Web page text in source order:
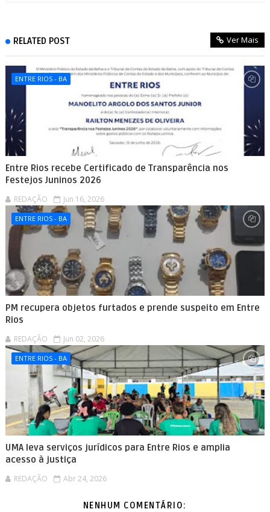
RELATED POST Ver Mais
ENTRE RIOS - BA
Entre Rios recebe Certificado de Transparência nos
Festejos Juninos 2026
REDAÇÃO Jun 16, 2026
ENTRE RIOS - BA
PM recupera objetos furtados e prende suspeito em Entre
Rios
REDAÇÃO Jun 02, 2026
ENTRE RIOS - BA
UMA leva serviços jurídicos para Entre Rios e amplia
acesso à justiça
REDAÇÃO Abr 24, 2026
NENHUM COMENTÁRIO: